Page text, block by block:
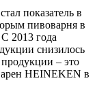
показатель в
пивоварня в
2013 года
снизилось
продукции – это
HEINEKEN в